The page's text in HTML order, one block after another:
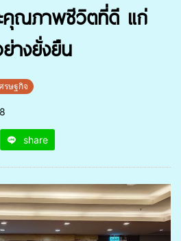
ณภาพชีวิตที่ดี แก่
างยั่งยืน
รษฐกิจ
share